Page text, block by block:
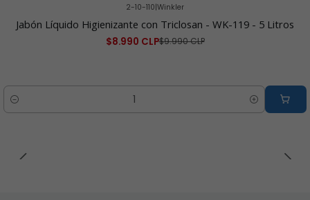
2-10-110|Winkler
Jabón Líquido Higienizante con Triclosan - WK-119 - 5 Litros
$8.990 CLP$9.990 CLP
Cantidad